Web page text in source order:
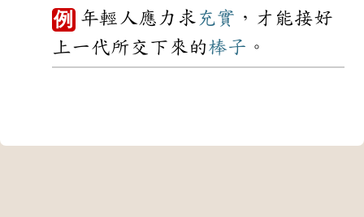
例 年輕人應力求 充實 ，才能接好
上一代所交下來的棒子 。